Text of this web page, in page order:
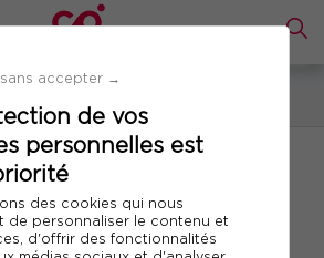
accepter →
de vos
personnelles est
des cookies qui nous
de personnaliser le contenu et
d'offrir des fonctionnalités
au travail
Visite d'Information et de